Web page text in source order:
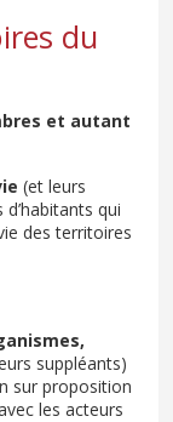
du
et autant
(et leurs
qui
des territoires
suppléants)
sur proposition
les acteurs